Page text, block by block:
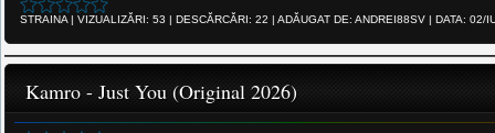
STRAINA| VIZUALIZĂRI: 53 | DESCĂRCĂRI: 22 | ADĂUGAT DE: ANDREI88SV | DATA: 02/
Kamro - Just You (Original 2026)